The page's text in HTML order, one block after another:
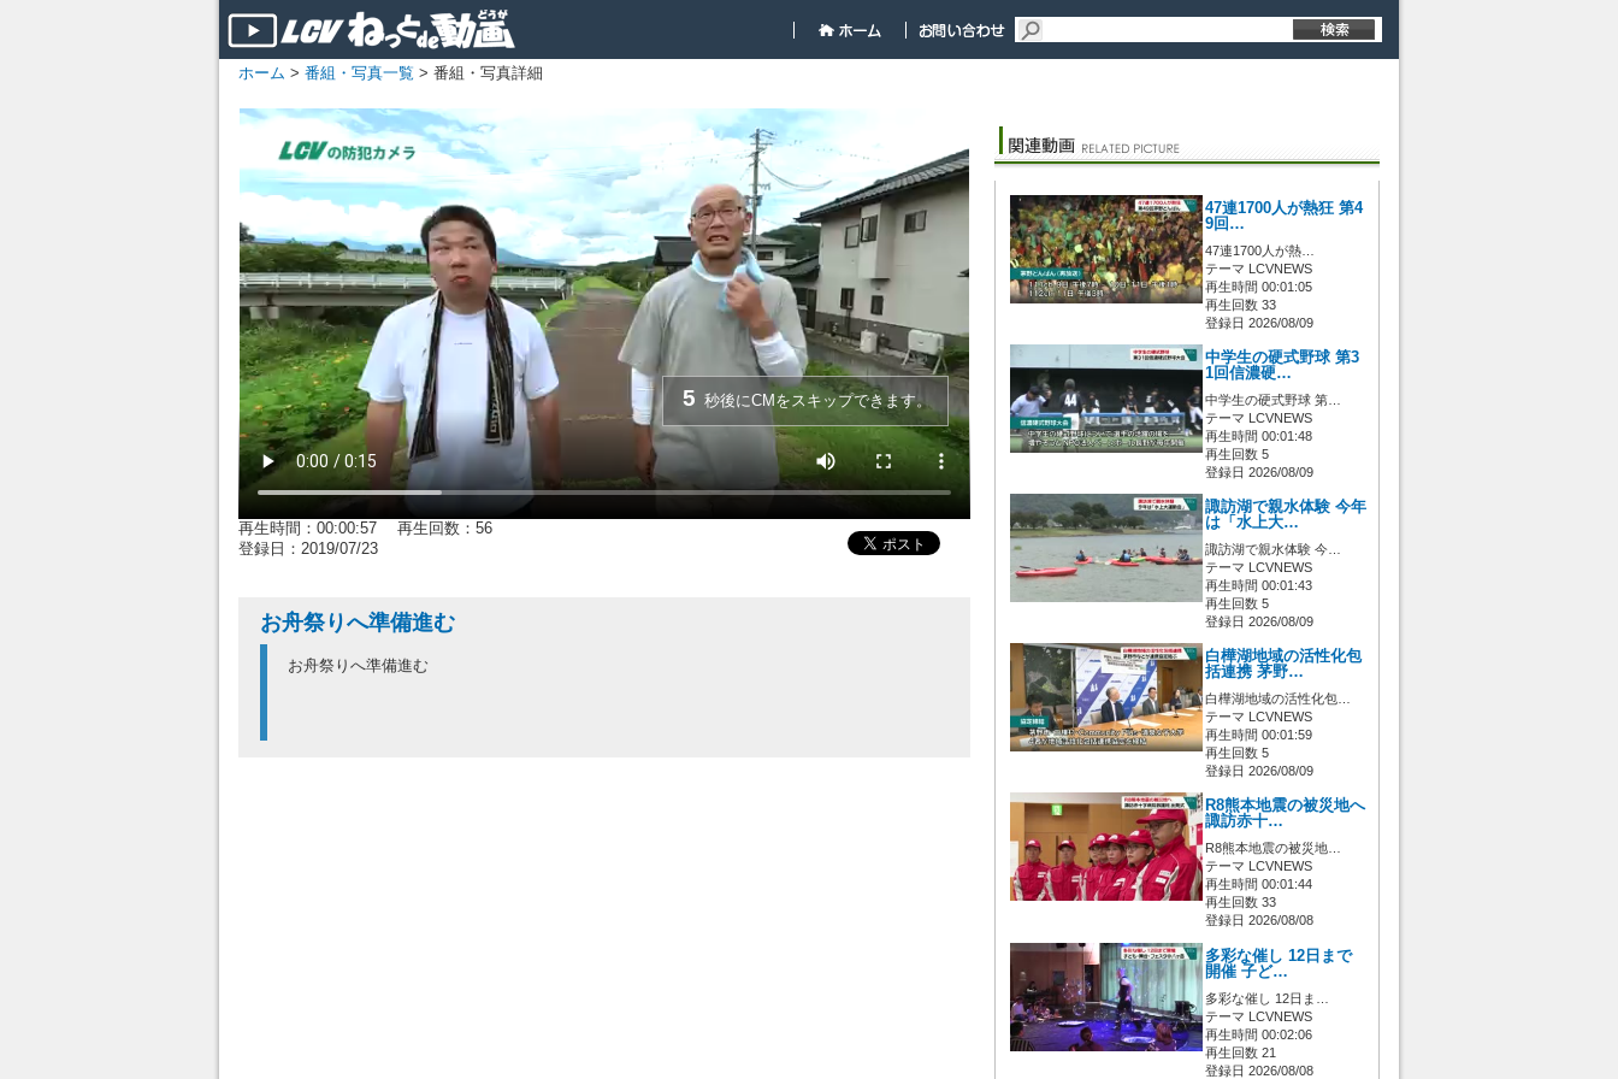
ホーム > 番組・写真一覧 > 番組・写真詳細
5 秒後にCMをスキップできます。
再生時間：00:00:57 再生回数：56
登録日：2019/07/23
お舟祭りへ準備進む
お舟祭りへ準備進む
47連1700人が熱狂 第4
9回…
47連1700人が熱…
テーマ LCVNEWS
再生時間 00:01:05
再生回数 33
登録日 2026/08/09
中学生の硬式野球 第3
1回信濃硬…
中学生の硬式野球 第…
テーマ LCVNEWS
再生時間 00:01:48
再生回数 5
登録日 2026/08/09
諏訪湖で親水体験 今年
は「水上大…
諏訪湖で親水体験 今…
テーマ LCVNEWS
再生時間 00:01:43
再生回数 5
登録日 2026/08/09
白樺湖地域の活性化包
括連携 茅野…
白樺湖地域の活性化包…
テーマ LCVNEWS
再生時間 00:01:59
再生回数 5
登録日 2026/08/09
R8熊本地震の被災地へ
諏訪赤十…
R8熊本地震の被災地…
テーマ LCVNEWS
再生時間 00:01:44
再生回数 33
登録日 2026/08/08
多彩な催し 12日まで
開催 子ど…
多彩な催し 12日ま…
テーマ LCVNEWS
再生時間 00:02:06
再生回数 21
登録日 2026/08/08